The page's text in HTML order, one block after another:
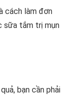
cách làm đơn
sữa tắm trị mụn
bạn cần phải